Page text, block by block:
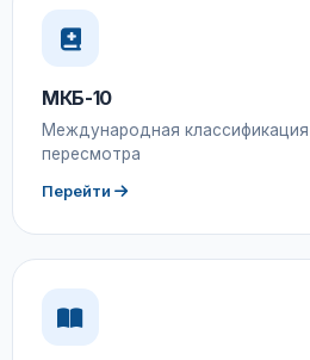
МКБ-10
Международная классификация
пересмотра
Перейти